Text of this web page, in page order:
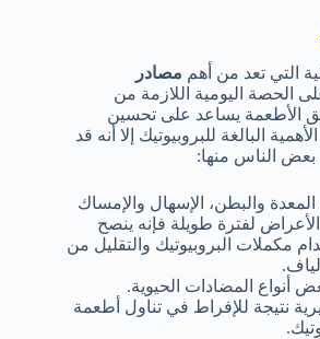
التي تعد من أهم مصادر
الحصة اليومية اللازمة من
الأطعمة يساعد على تحسين
البالغة للبروبيوتيك إلا أنه قد
الناس منها:
والبطن، الإسهال والإمساك
لفترة طويلة فإنه ينصح
مكملات البروبيوتيك والتقليل من
أنواع المضادات الحيوية.
نتيجة للإفراط في تناول أطعمة